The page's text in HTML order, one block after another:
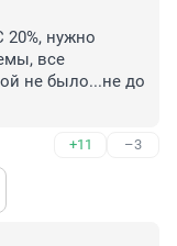
нужно
все
не было...не до
+11 –3